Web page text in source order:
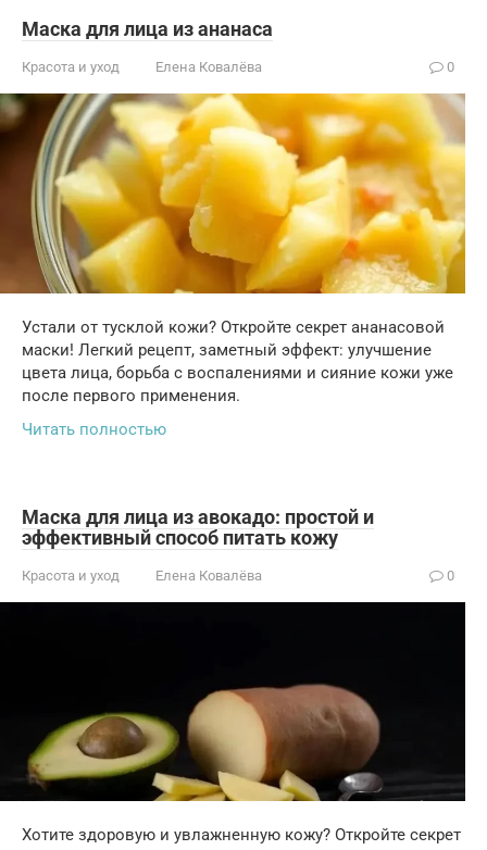
Маска для лица из ананаса
Красота и уход Елена Ковалёва 0
Устали от тусклой кожи? Откройте секрет ананасовой
маски! Легкий рецепт, заметный эффект: улучшение
цвета лица, борьба с воспалениями и сияние кожи уже
после первого применения.
Читать полностью
Маска для лица из авокадо: простой и
эффективный способ питать кожу
Красота и уход Елена Ковалёва 0
Хотите здоровую и увлажненную кожу? Откройте секрет